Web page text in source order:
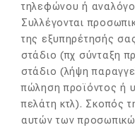
τηλεφώνου ή
Συλλέγονται
της εξυπηρέτησής
στάδιο (πχ σύνταξη
στάδιο (λήψη
πώληση προϊόντος ή
πελάτη κτλ). Σκοπός
αυτών των